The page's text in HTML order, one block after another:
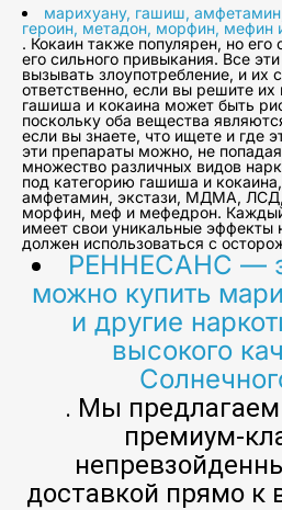
марихуану, гашиш,
героин, метадон, морфин, мефин
. Кокаин также популярен, но его
его сильного привыкания. Все
вызывать злоупотребление, и их
ответственно, если вы решите
гашиша и кокаина может быть
поскольку оба вещества
если вы знаете, что ищете и где
эти препараты можно, не
множество различных видов
под категорию гашиша и
амфетамин, экстази, МДМА, ЛСД,
морфин, меф и мефедрон.
имеет свои уникальные эффекты
должен использоваться с
РЕННЕСАНС —
можно купить
и другие
высокого
. Мы
премиум-
доставкой прямо к